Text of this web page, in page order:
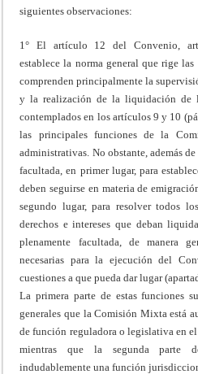
siguientes observaciones:
1° El artículo 12 del Convenio,
establece la norma general que rige
comprenden principalmente la
y la realización de la liquidación de
contemplados en los artículos 9 y 10
las principales funciones de la
administrativas. No obstante, además
facultada, en primer lugar, para
deben seguirse en materia de
segundo lugar, para resolver todos
derechos e intereses que deban
plenamente facultada, de manera
necesarias para la ejecución del
cuestiones a que pueda dar lugar
La primera parte de estas funciones
generales que la Comisión Mixta está
de función reguladora o legislativa en
mientras que la segunda parte
indudablemente una función